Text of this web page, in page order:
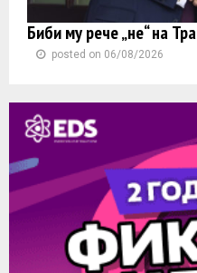
Биби му рече „не“ на
posted on 06/08/2026